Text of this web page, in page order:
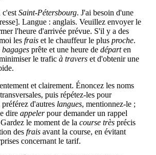
Saint-Pétersbourg. J'ai besoin d'une
Langue : anglais. Veuillez envoyer le
l'heure d'arrivée prévue. S'il y a des
les frais et le chauffeur le plus proche.
bagages prête et une heure de départen
le trafic à travers et d'obtenir une
et clairement. Énoncez les noms
puis répétez-les pour
d'autres langues, mentionnez-le ;
dire appelerpour demander un rappel
le moment de la course très précis
des frais avant la course, en évitant
concernant le tarif.